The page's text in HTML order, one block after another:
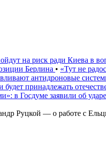
на риск ради Киева в
Берлина • «Тут не
антидроновые
принадлежать
в Госдуме заявили об
Руцкой — о работе с